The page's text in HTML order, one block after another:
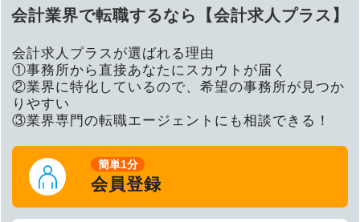
会計業界で転職するなら【会計求人プラス】
会計求人プラスが選ばれる理由
①事務所から直接あなたにスカウトが届く
②業界に特化しているので、希望の事務所が見つか
りやすい
③業界専門の転職エージェントにも相談できる！
簡単1分
会員登録